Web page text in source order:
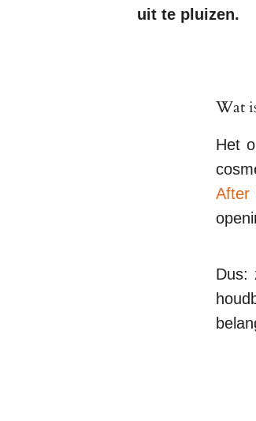
uit te pluizen.
Wat
Het
After
Dus: